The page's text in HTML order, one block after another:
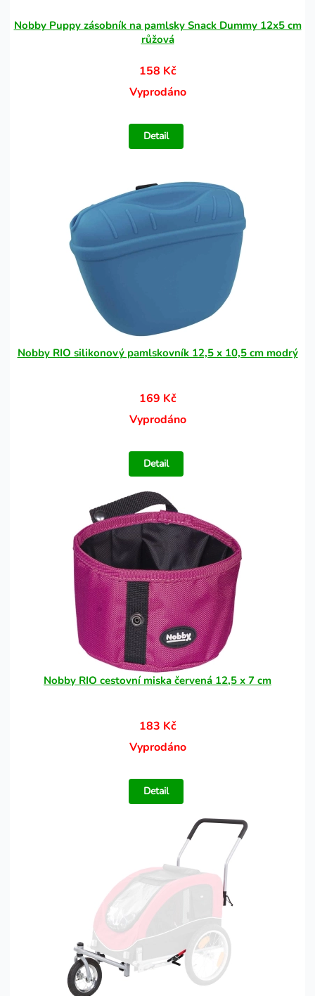
Nobby Puppy zásobník na pamlsky Snack Dummy 12x5 cm
růžová
158 Kč
Vyprodáno
Detail
Nobby RIO silikonový pamlskovník 12,5 x 10,5 cm modrý
169 Kč
Vyprodáno
Detail
Nobby RIO cestovní miska červená 12,5 x 7 cm
183 Kč
Vyprodáno
Detail